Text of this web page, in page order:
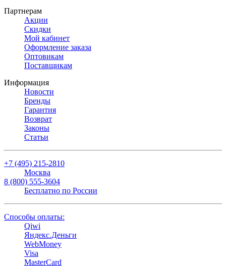
Партнерам
Акции
Скидки
Мой кабинет
Оформление заказа
Оптовикам
Поставщикам
Информация
Новости
Бренды
Гарантия
Возврат
Законы
Статьи
+7 (495) 215-2810
Москва
8 (800) 555-3604
Бесплатно по России
Способы оплаты:
Qiwi
Яндекс.Деньги
WebMoney
Visa
MasterCard